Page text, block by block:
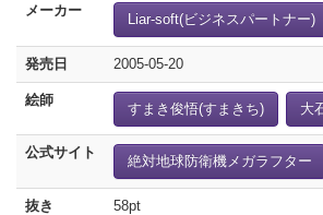
メーカー
Liar-soft(ビジネスパートナー)
発売日 2005-05-20
絵師
すまき俊悟(すまきち) 大
公式サイト
絶対地球防衛機メガラフター
抜き 58pt